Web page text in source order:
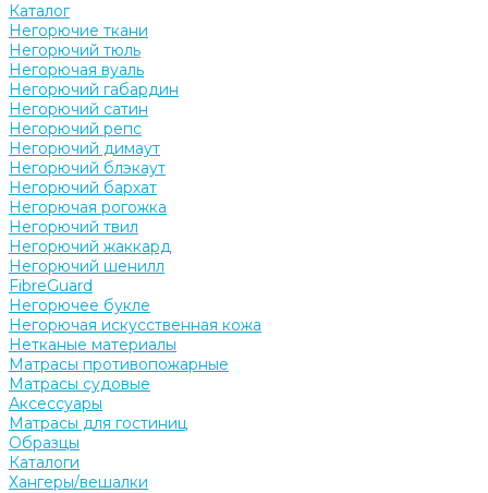
Каталог
Негорючие ткани
Негорючий тюль
Негорючая вуаль
Негорючий габардин
Негорючий сатин
Негорючий репс
Негорючий димаут
Негорючий блэкаут
Негорючий бархат
Негорючая рогожка
Негорючий твил
Негорючий жаккард
Негорючий шенилл
FibreGuard
Негорючее букле
Негорючая искусственная кожа
Нетканые материалы
Матрасы противопожарные
Матрасы судовые
Аксессуары
Матрасы для гостиниц
Образцы
Каталоги
Хангеры/вешалки